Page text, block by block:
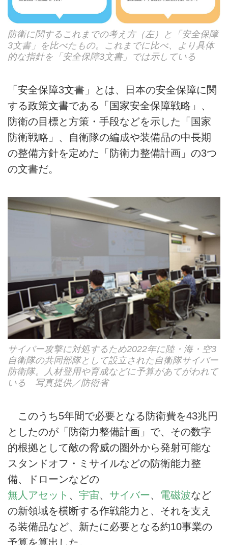
防衛に関するこれまでの考え方（左）と「安全保障
3文書」を比べたもの。これまでに比べ、より具体
的な指針を「安全保障3文書」では示している
「安全保障3文書」とは、日本の安全保障に関
する政策文書である「国家安全保障戦略」、
防衛の目標と方策・手段などを示した「国家
防衛戦略」、自衛隊の編成や装備品の中長期
の整備方針を定めた「防衛力整備計画」の3つ
の文書だ。
サイバー攻撃に対処するため2022年に陸・海・空3
自衛隊の共同部隊として設立された自衛隊サイバー
防衛隊。人材登用や育成などに予算があてがわれて
いる 写真提供／防衛省
このうち5年間で必要となる防衛費を43兆円
としたのが「防衛力整備計画」で、その数字
的根拠として敵の脅威の圏外から発射可能な
スタンドオフ・ミサイルなどの防衛能力整
備、ドローンなどの
無人アセット 、 宇宙、 サイバー、 電磁波など
の新領域を横断する作戦能力と、それを支え
る装備品など、新たに必要となる約10事業の
予算を算出した。